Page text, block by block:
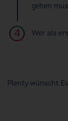
gehen
Wer als
Plenty wünscht